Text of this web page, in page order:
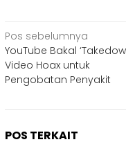
Navigasi
pos
Pos sebelumnya
YouTube Bakal
Video Hoax untuk
Pengobatan Penyakit
POS TERKAIT